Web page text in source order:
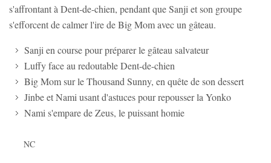
s'affrontant à Dent-de-chien, pendant que Sanji et son groupe
s'efforcent de calmer l'ire de Big Mom avec un gâteau.
Sanji en course pour préparer le gâteau salvateur
Luffy face au redoutable Dent-de-chien
Big Mom sur le Thousand Sunny, en quête de son dessert
Jinbe et Nami usant d'astuces pour repousser la Yonko
Nami s'empare de Zeus, le puissant homie
NC